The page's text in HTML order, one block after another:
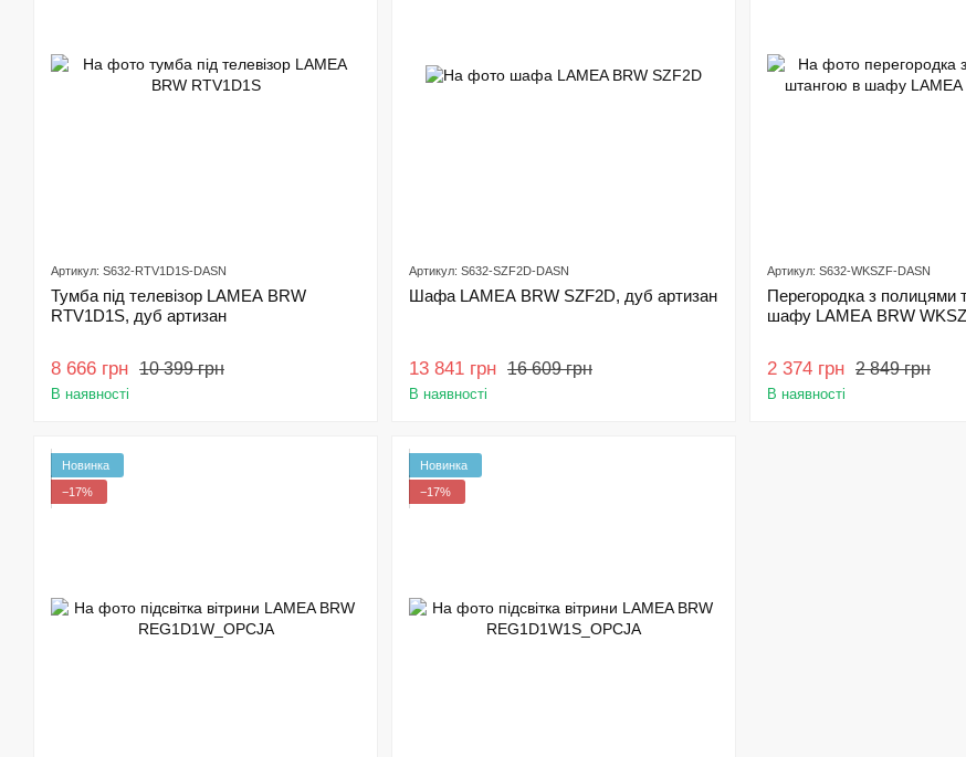
Артикул: S632-RTV1D1S-DASN
Тумба під телевізор LAMEA BRW
RTV1D1S, дуб артизан
10 399 грн
8 666 грн
В наявності
Артикул: S632-SZF2D-DASN
Шафа LAMEA BRW SZF2D, дуб артизан
16 609 грн
13 841 грн
В наявності
Артикул: S632-WKSZF-DASN
Перегородка з полицями
шафу LAMEA BRW
2 849 грн
2 374 грн
В наявності
Новинка
−17%
Новинка
−17%